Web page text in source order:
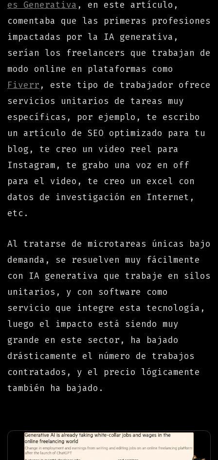
es Generativa , en este artículo,
comentaba que las primeras profesiones
impactadas por la IA generativa,
serían los freelancers que trabajan de
modo online en plataformas como
Fiverr , este tipo de trabajador ofrece
servicios unitarios de tareas muy
específicas, por ejemplo, te escribo
un artículo de SEO optimizado para tu
blog, te creo un video reel para
Instagram, te grabo una voz en off
para el video, te creo un excel con
datos de investigación en Internet,
etc.
Al tratarse de microtareas únicas bajo
demanda, se resuelven muy fácilmente
con IA generativa que trabaje en silos
unitarios, y con software como
servicio que integre esta tecnología,
luego el impacto está siendo muy
grande en este sector, ha bajado
drásticamente el número de trabajos
contratados, y el precio lógicamente
también ha bajado.